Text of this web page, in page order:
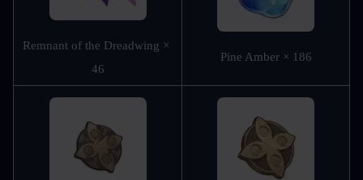
Remnant of the Dreadwing ×
46
Pine Amber × 186